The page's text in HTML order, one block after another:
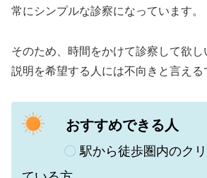
常にシンプルな診察になっています。
そのため、時間をかけて診察して欲し
説明を希望する人には不向きと言える
おすすめできる人
〇 駅から徒歩圏内のク